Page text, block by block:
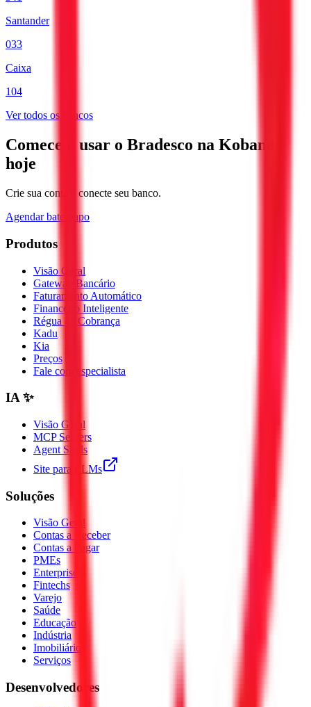
Santander
033
Caixa
104
Ver todos os bancos
Comece a usar o Bradesco na Kobana
hoje
Crie sua conta e conecte seu banco.
Agendar bate-papo
Produtos
Visão Geral
Gateway Bancário
Faturamento Automático
Financeiro Inteligente
Régua de Cobrança
Kadu
Kia
Preços
Fale com especialista
IA ✨
Visão Geral
MCP Servers
Agent Skills
Site para LLMs
Soluções
Visão Geral
Contas a Receber
Contas a Pagar
PMEs
Enterprise
Fintechs
Varejo
Saúde
Educação
Indústria
Imobiliário
Serviços
Desenvolvedores